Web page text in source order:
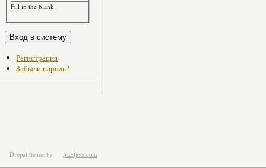
Fill in the blank
Регистрация
Забыли пароль?
Drupal theme by pixeljets.com